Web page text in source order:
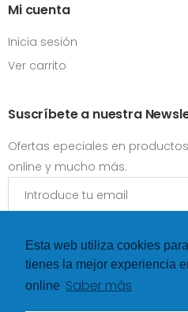
Esta web utiliza cookies
tienes la mejor experiencia
online Saber más
Mi cuenta
Inicia sesión
Ver carrito
Suscríbete a nuestra
Ofertas epeciales en
online y mucho más.